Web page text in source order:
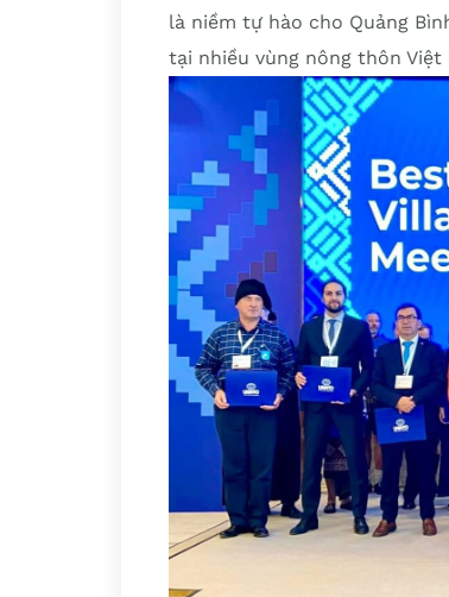
là niềm tự hào cho Quảng
tại nhiều vùng nông thôn Việt